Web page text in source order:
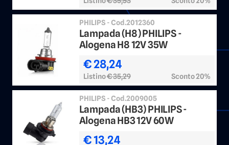
PHILIPS - Cod.2012360
Lampada (H8) PHILIPS -
Alogena H8 12V 35W
€ 28,24
Listino€ 35,29 Sconto 20%
PHILIPS - Cod.2009005
Lampada (HB3) PHILIPS -
Alogena HB3 12V 60W
€ 13,24